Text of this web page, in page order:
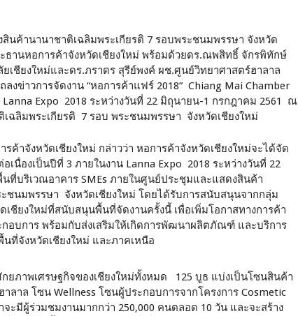
นค้านานาชาติเฉลิมพระเกียรติ 7 รอบพระชนมพรรษา จังหวัด
ธานหอการค้าจังหวัดเชียงใหม่ พร้อมด้วยดร.ณพสิทธิ์ จักรพิทักษ์
ชียงใหม่และดร.ภราดร สุรีย์พงค์ ผช.ศูนย์วิทยาศาสตร์ฮาลาล
งข่าวการจัดงาน “หอการค้าแฟร์ 2018” Chiang Mai Chamber
Lanna Expo 2018 ระหว่างวันที่ 22 มิถุนายน-1 กรกฎาคม 2561 ณ
ฉลิมพระเกียรติ 7 รอบ พระชนมพรรษา จังหวัดเชียงใหม่
ค้าจังหวัดเชียงใหม่ กล่าวว่า หอการค้าจังหวัดเชียงใหม่จะได้จัด
เนื่องเป็นปีที่ 3 ภายในงาน Lanna Expo 2018 ระหว่างวันที่ 22
ที่บริเวณอาคาร SMEs ภายในศูนย์ประชุมและแสดงสินค้า
ชนมพรรษา จังหวัดเชียงใหม่ โดยได้รับการสนับสนุนจากกลุ่ม
ชียงใหม่ที่สนับสนุนพื้นที่จัดงานครั้งนี้ เพื่อเพิ่มโอกาสทางการค้า
กอบการ พร้อมกับส่งเสริมให้เกิดการพัฒนาผลิตภัณฑ์ และบริการ
ที่จังหวัดเชียงใหม่ และภาคเหนือ
ยภาพเศรษฐกิจของเชียงใหม่ทั้งหมด 125 บูธ แบ่งเป็นโซนสินค้า
ลาล โซน Wellness โซนผู้ประกอบการจากโครงการ Cosmetic
ะมีผู้ร่วมชมงานมากกว่า 250,000 คนตลอด 10 วัน และจะสร้าง